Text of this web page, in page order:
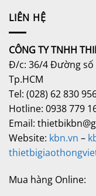
LIÊN HỆ
CÔNG TY TNHH
Đ/c: 36/4 Đường số
Tp.HCM
Tel: (028) 62 830
Hotline: 0938 779
Email:
Website: kbn.vn –
Mua hàng Online: